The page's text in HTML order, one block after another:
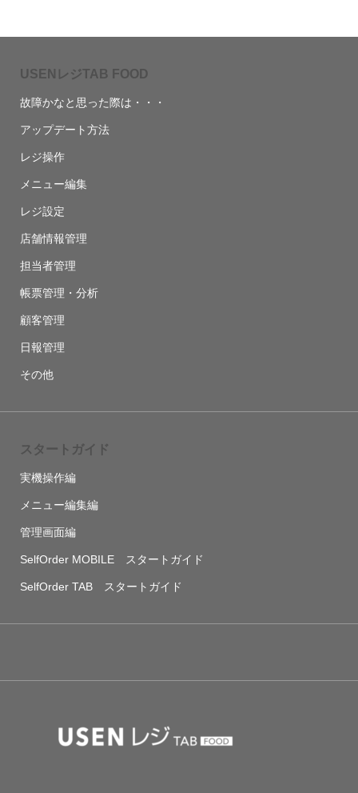
USENレジTAB FOOD
故障かなと思った際は・・・
アップデート方法
レジ操作
メニュー編集
レジ設定
店舗情報管理
担当者管理
帳票管理・分析
顧客管理
日報管理
その他
スタートガイド
実機操作編
メニュー編集編
管理画面編
SelfOrder MOBILE スタートガイド
SelfOrder TAB スタートガイド